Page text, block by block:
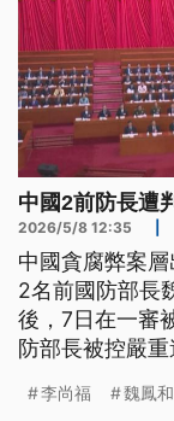
中國2前防長遭
2026/5/8 12:35
中國貪腐弊案
2名前國防部長
後，7日在一審
防部長被控嚴
層級更高的軍
李尚福 魏鳳和